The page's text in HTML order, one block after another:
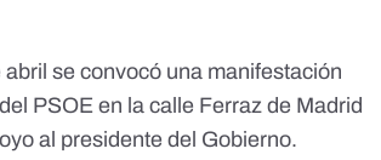
abril se convocó una manifestación
PSOE en la calle Ferraz de Madrid
al presidente del Gobierno.